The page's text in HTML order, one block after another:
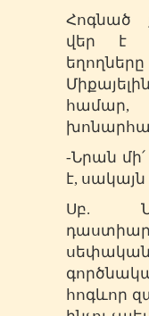
Հոգնած
վեր է
-Նրան
է,
Սբ.
հոգևոր